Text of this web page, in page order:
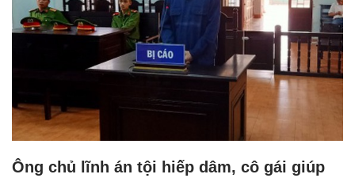
Ông chủ lĩnh án tội hiếp dâm, cô gái giúp